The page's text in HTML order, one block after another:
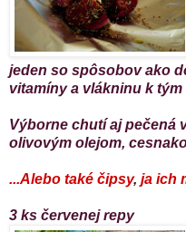
jeden so spôsobov ako
vitamíny a vlákninu k tým
Výborne chutí aj pečená
olivovým olejom,
...Alebo také čipsy, ja ich
3 ks červenej repy